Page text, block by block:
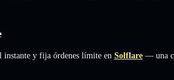
instante y fija órdenes límite en Solflare — una